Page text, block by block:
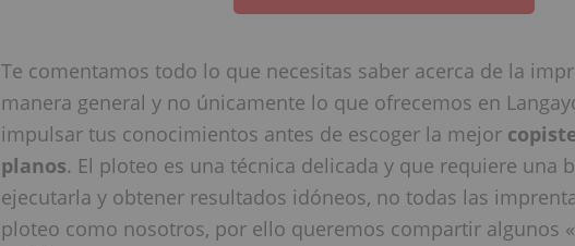
Te comentamos todo lo que necesitas saber acerca de la
manera general y no únicamente lo que ofrecemos en
impulsar tus conocimientos antes de escoger la mejor
planos. El ploteo es una técnica delicada y que requiere una
ejecutarla y obtener resultados idóneos, no todas las
ploteo como nosotros, por ello queremos compartir algunos